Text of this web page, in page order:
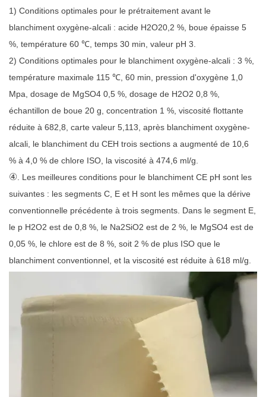
1) Conditions optimales pour le prétraitement avant le
blanchiment oxygène-alcali : acide H2O20,2 %, boue épaisse 5
%, température 60 ℃, temps 30 min, valeur pH 3.
2) Conditions optimales pour le blanchiment oxygène-alcali : 3 %,
température maximale 115 ℃, 60 min, pression d'oxygène 1,0
Mpa, dosage de MgSO4 0,5 %, dosage de H2O2 0,8 %,
échantillon de boue 20 g, concentration 1 %, viscosité flottante
réduite à 682,8, carte valeur 5,113, après blanchiment oxygène-
alcali, le blanchiment du CEH trois sections a augmenté de 10,6
% à 4,0 % de chlore ISO, la viscosité à 474,6 ml/g.
④. Les meilleures conditions pour le blanchiment CE pH sont les
suivantes : les segments C, E et H sont les mêmes que la dérive
conventionnelle précédente à trois segments. Dans le segment E,
le p H2O2 est de 0,8 %, le Na2SiO2 est de 2 %, le MgSO4 est de
0,05 %, le chlore est de 8 %, soit 2 % de plus ISO que le
blanchiment conventionnel, et la viscosité est réduite à 618 ml/g.